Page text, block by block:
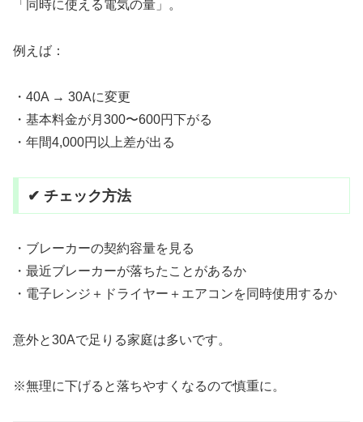
「同時に使える電気の量」。
例えば：
・40A → 30Aに変更
・基本料金が月300〜600円下がる
・年間4,000円以上差が出る
✔ チェック方法
・ブレーカーの契約容量を見る
・最近ブレーカーが落ちたことがあるか
・電子レンジ＋ドライヤー＋エアコンを同時使用するか
意外と30Aで足りる家庭は多いです。
※無理に下げると落ちやすくなるので慎重に。